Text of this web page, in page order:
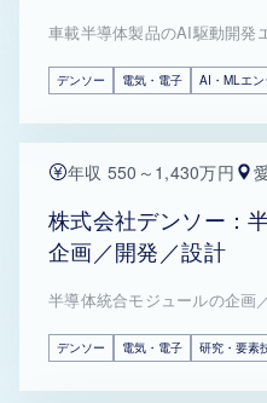
車載半導体製品のAI駆動開発
デンソー 電気・電子 AI・MLエン
年収 550～1,430万円
株式会社デンソー：
企画／開発／設計
半導体統合モジュールの企画
デンソー 電気・電子 研究・要素